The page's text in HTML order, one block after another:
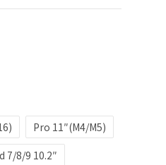
Pro 11″(M4/M5)
7/8/9 10.2″